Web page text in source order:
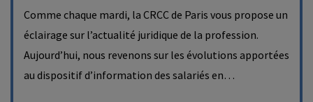
Comme chaque mardi, la CRCC de Paris vous propose un
éclairage sur l’actualité juridique de la profession.
Aujourd’hui, nous revenons sur les évolutions apportées
au dispositif d’information des salariés en…